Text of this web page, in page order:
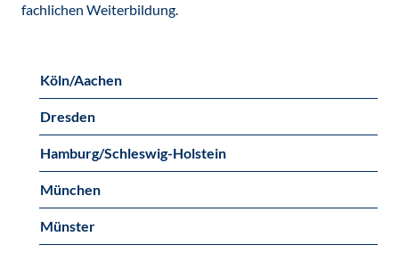
fachlichen Weiterbildung.
Köln/Aachen
Dresden
Hamburg/Schleswig-Holstein
München
Münster